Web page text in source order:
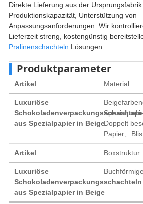
Direkte Lieferung aus der
Produktionskapazität, Unterstützung von
Anpassungsanforderungen. Wir
Lieferzeit streng, kostengünstig
Pralinenschachteln Lösungen.
Produktparameter
Artikel Material
Luxuriöse
Schokoladenverpackungsschachteln
aus Spezialpapier in BeigeDoppelt
Papier、
Artikel Boxstruktur
Luxuriöse
Schokoladenverpackungsschachteln
aus Spezialpapier in Beige